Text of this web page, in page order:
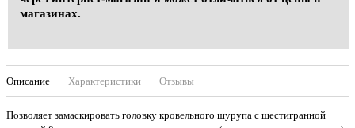
магазинах.
Описание Характеристики Отзывы
Позволяет замаскировать головку кровельного шурупа с шестигранной